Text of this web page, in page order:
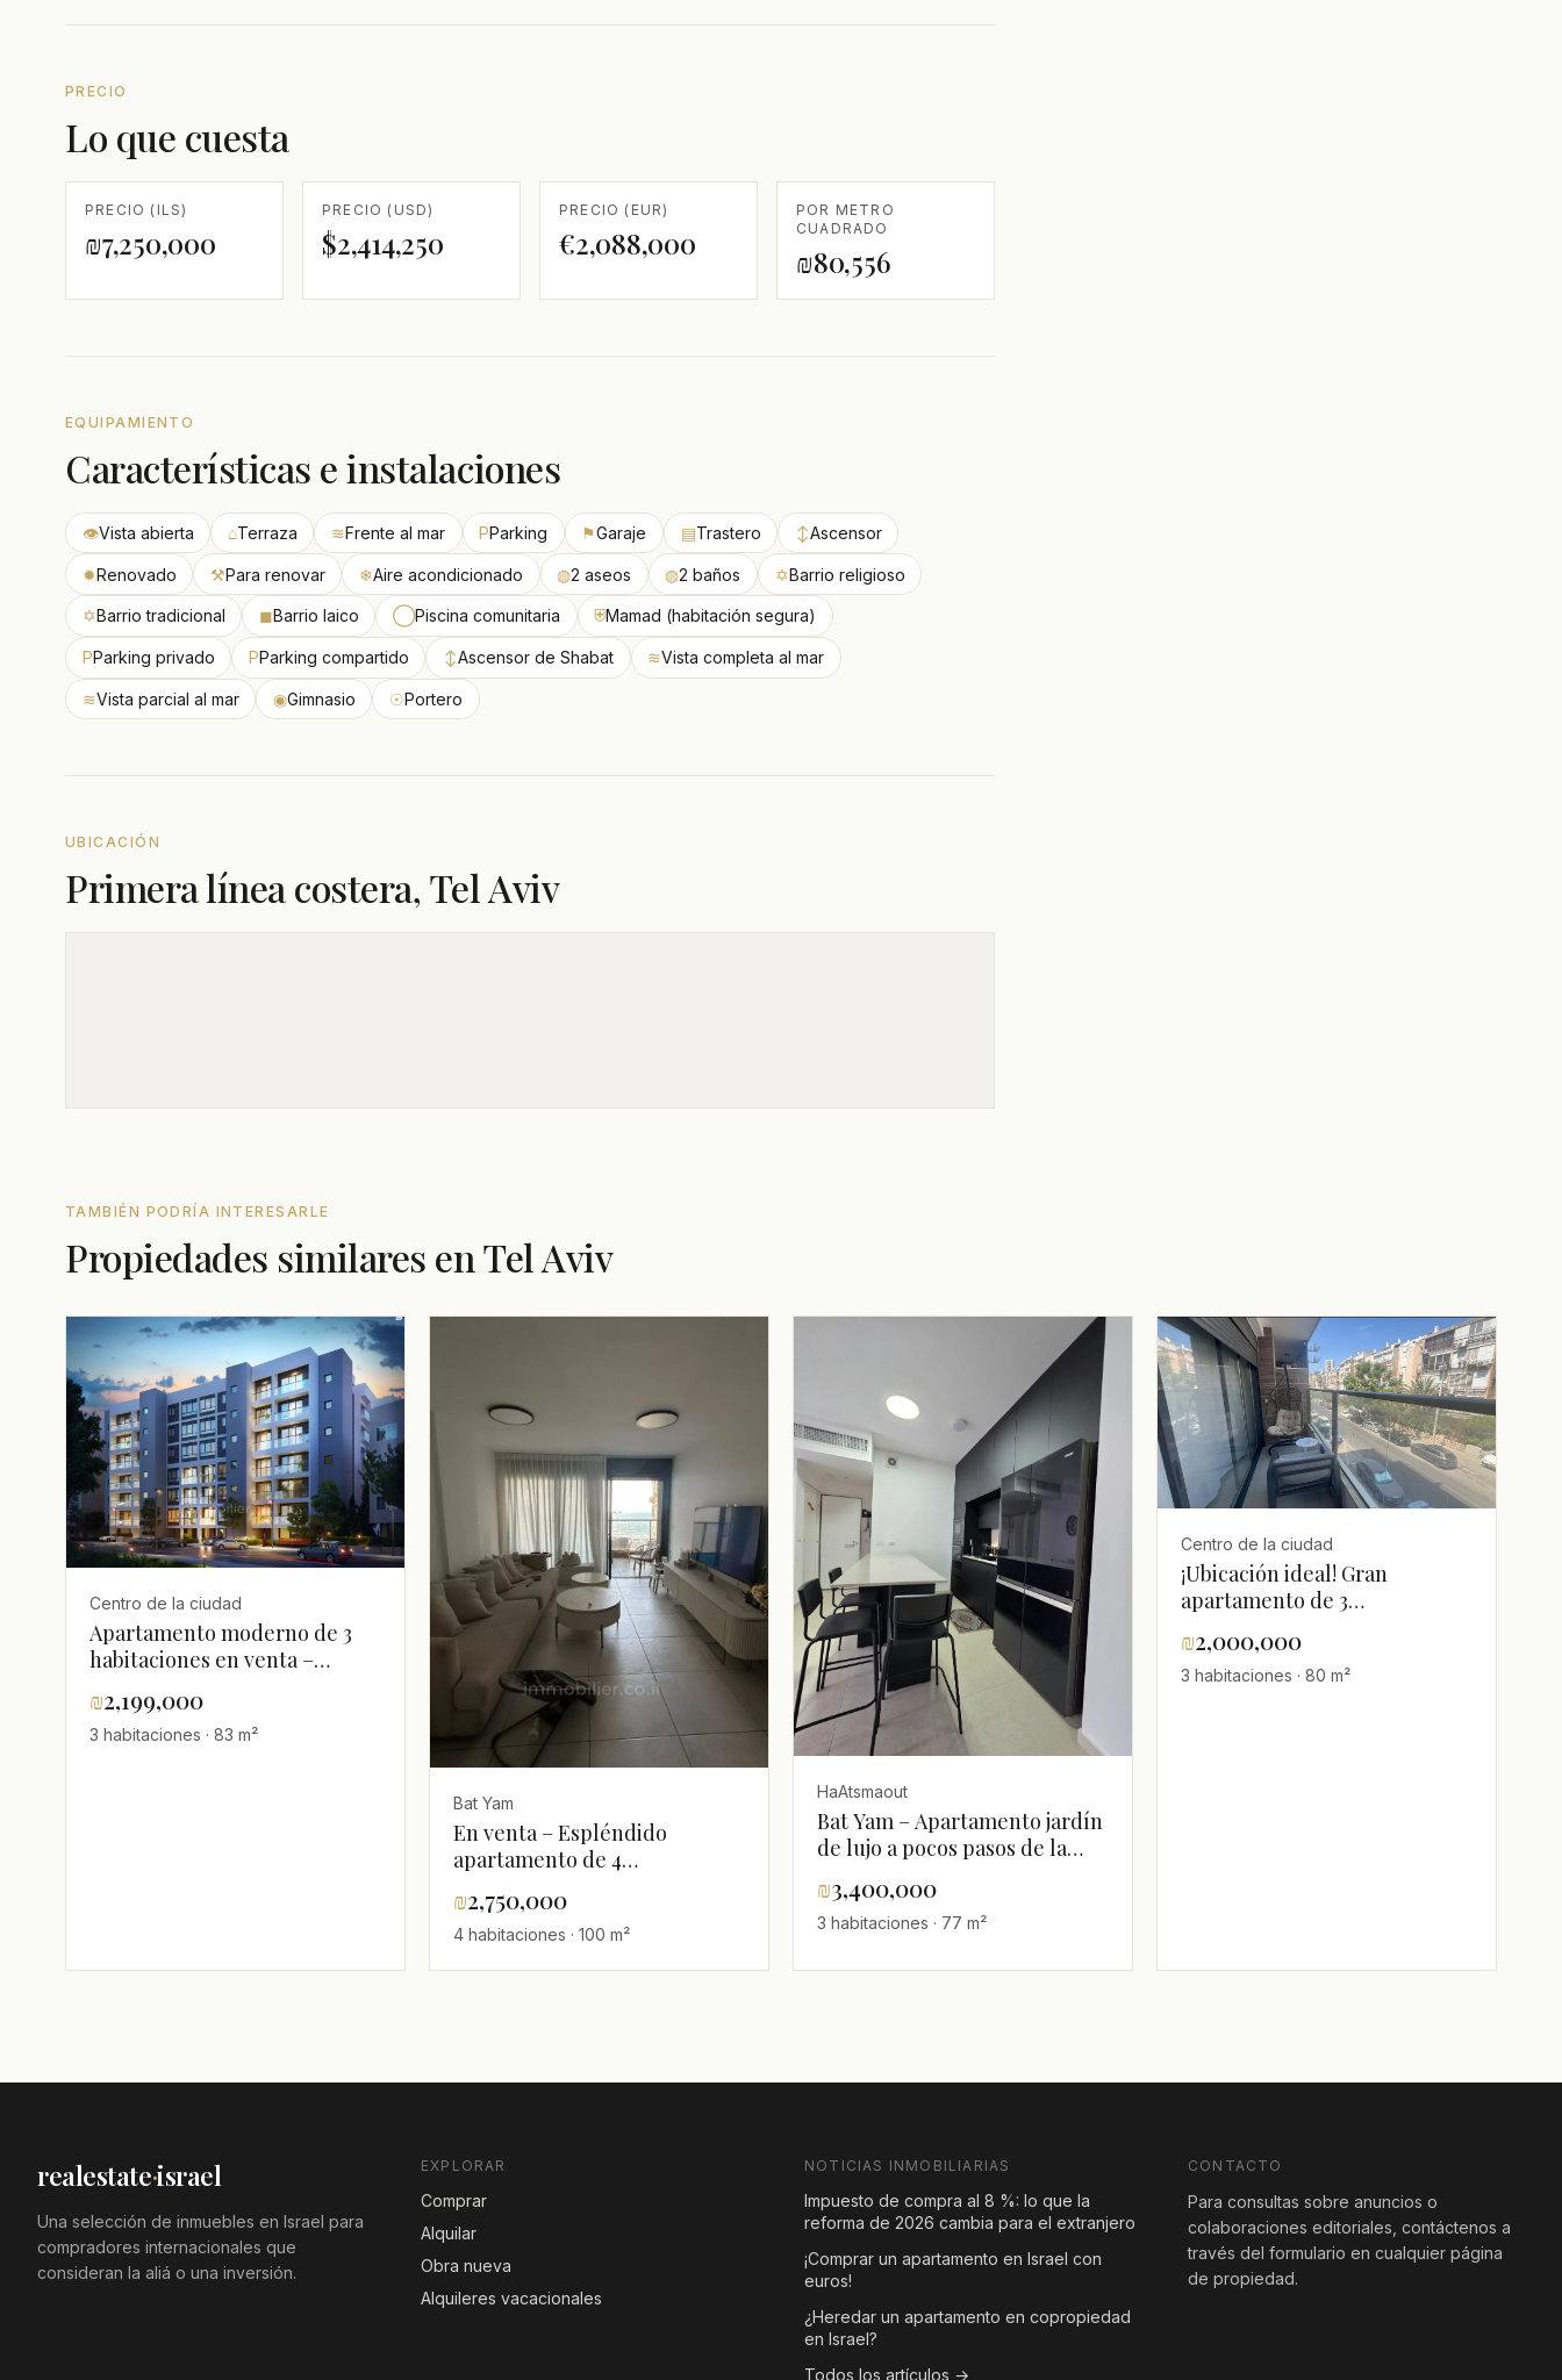
PRECIO
Lo que cuesta
PRECIO (ILS)
₪7,250,000
PRECIO (USD)
$2,414,250
PRECIO (EUR)
€2,088,000
POR METRO
CUADRADO
₪80,556
EQUIPAMIENTO
Características e instalaciones
👁Vista abierta ⌂Terraza ≋Frente al mar PParking ⚑Garaje ▤Trastero ↕Ascensor
✹Renovado ⚒Para renovar ❄Aire acondicionado ◍2 aseos ◍2 baños ✡Barrio religioso
✡Barrio tradicional ◼Barrio laico ◯Piscina comunitaria ⛨Mamad (habitación segura)
PParking privado PParking compartido ↕Ascensor de Shabat ≋Vista completa al mar
≋Vista parcial al mar ◉Gimnasio ☉Portero
UBICACIÓN
Primera línea costera, Tel Aviv
TAMBIÉN PODRÍA INTERESARLE
Propiedades similares en Tel Aviv
Centro de la ciudad
Apartamento moderno de 3
habitaciones en venta –
₪2,199,000
3 habitaciones · 83 m²
Bat Yam
En venta – Espléndido
apartamento de 4
de mar, con vistas al mar
₪2,750,000
4 habitaciones · 100 m²
HaAtsmaout
Bat Yam – Apartamento jardín
de lujo a pocos pasos de la
₪3,400,000
3 habitaciones · 77 m²
Centro de la ciudad
¡Ubicación ideal! Gran
apartamento de 3
del mar y los comercios –
Centro de la ciudad, Bat Yam
₪2,000,000
3 habitaciones · 80 m²
realestate·israel
Una selección de inmuebles en Israel para
compradores internacionales que
consideran la aliá o una inversión.
EXPLORAR
Comprar
Alquilar
Obra nueva
Alquileres vacacionales
NOTICIAS INMOBILIARIAS
Impuesto de compra al 8 %: lo que la
reforma de 2026 cambia para el extranjero
¡Comprar un apartamento en Israel con
euros!
¿Heredar un apartamento en copropiedad
en Israel?
Todos los artículos →
CONTACTO
Para consultas sobre anuncios o
colaboraciones editoriales, contáctenos a
través del formulario en cualquier página
de propiedad.